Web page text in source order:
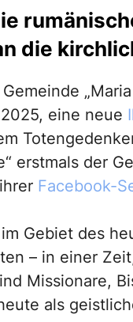
die
eine neue
erstmals der
Facebook-
Gebiet des
– in einer
Missionare,
als